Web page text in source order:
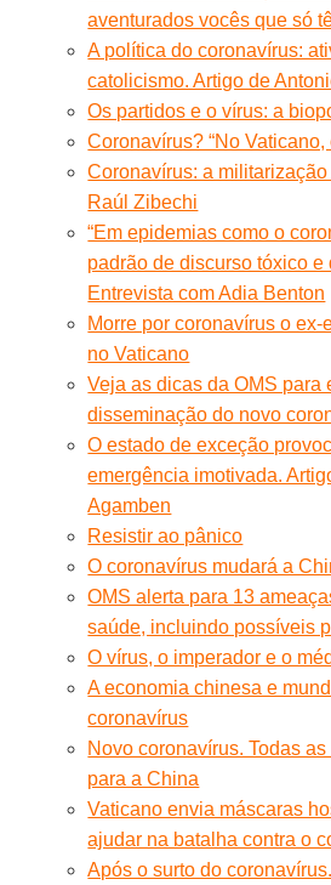
aventurados vocês que só
A política do coronavírus:
catolicismo. Artigo de
Os partidos e o vírus: a
Coronavírus? “No Vaticano,
Coronavírus: a
Raúl Zibechi
“Em epidemias como o
padrão de discurso tóxico e
Entrevista com Adia Benton
Morre por coronavírus o
no Vaticano
Veja as dicas da OMS para
disseminação do novo
O estado de exceção
emergência imotivada.
Agamben
Resistir ao pânico
O coronavírus mudará a
OMS alerta para 13
saúde, incluindo possíveis
O vírus, o imperador e o
A economia chinesa e
coronavírus
Novo coronavírus. Todas
para a China
Vaticano envia máscaras
ajudar na batalha contra o
Após o surto do